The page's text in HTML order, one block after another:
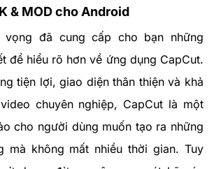
& MOD cho Android
đã cung cấp cho bạn những
để hiểu rõ hơn về ứng dụng CapCut.
tiện lợi, giao diện thân thiện và khả
chuyên nghiệp, CapCut là một
cho người dùng muốn tạo ra những
mà không mất nhiều thời gian. Tuy